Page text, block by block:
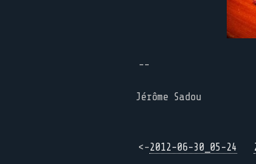
--
Jérôme Sadou
<-2012-06-30_05-24